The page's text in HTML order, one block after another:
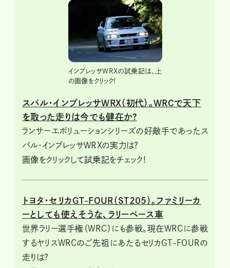
インプレッサWRXの試乗記は、上
の画像をクリック!
スバル・インプレッサWRX（初代）。WRCで天下
を取った走りは今でも健在か?
ランサーエボリューションシリーズの好敵手であったス
バル・インプレッサWRXの実力は?
画像をクリックして試乗記をチェック!
トヨタ・セリカGT-FOUR（ST205）。ファミリーカ
ーとしても使えそうな、ラリーベース車
世界ラリー選手権（WRC）にも参戦。現在WRCに参戦
するヤリスWRCのご先祖にあたるセリカGT-FOURの
走りは?